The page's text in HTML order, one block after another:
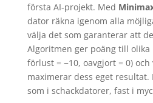
första AI-projekt. Med
dator räkna igenom alla
välja det som garanterar att
Algoritmen ger poäng till olika
förlust = −10, oavgjort = 0)
maximerar dess eget
som i schackdatorer, fast i